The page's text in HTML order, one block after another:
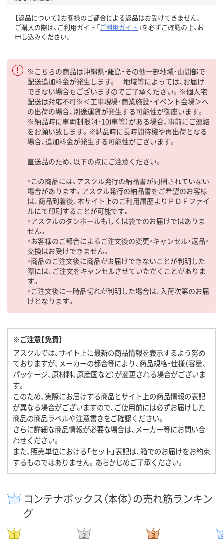
【返品について】お客様のご都合による返品はお受けできません。
ご購入の際は、ご利用ガイド「ご利用ガイド 」を必ずご確認の上、お
申し込みください。
※こちらの商品は沖縄県・離島・その他一部地域・山間部で
配送追加料金が発生します。 地域等によっては、お届け
できない場合もございますのでご了承ください。※個人宅
配送は対応不可※＜工事現場・商業施設・イベント会場＞へ
の出荷の場合、別途運賃が発生する可能性が御座います。
※納品時に車両制限（4・10t車等）がある場合、事前にご連絡
をお願い致します。※納品時に長時間待機や再出荷となる
場合、追加料金が発生する可能性がございます。
直送品のため、以下の点にご注意ください。
・この商品には、アスクル発行の納品書が同梱されていない
場合があります。アスクル発行の納品書をご希望のお客様
は、商品到着後、本サイト上のご利用履歴よりＰＤＦファイ
ルにて印刷することが可能です。
・アスクルのダンボールもしくは袋でのお届けではありま
せん。
・お客様のご都合によるご注文後の変更・キャンセル・返品・
交換はお受けできません。
・商品のご注文後に商品がお届けできないことが判明した
際には、ご注文をキャンセルさせていただくことがありま
す。
・ご注文後に一時品切れが判明した場合は、入荷次第のお届
けとなります。
※ご注意【免責】
アスクルでは、サイト上に最新の商品情報を表示するよう努め
ておりますが、メーカーの都合等により、商品規格・仕様（容量、
パッケージ、原材料、原産国など）が変更される場合がございま
す。
このため、実際にお届けする商品とサイト上の商品情報の表記
が異なる場合がございますので、ご使用前には必ずお届けした
商品の商品ラベルや注意書きをご確認ください。
さらに詳細な商品情報が必要な場合は、メーカー等にお問い合
わせください。
また、販売単位における「セット」表記は、箱でのお届けをお約束
するものではありません。あらかじめご了承ください。
コンテナボックス（本体）の売れ筋ランキン
グ